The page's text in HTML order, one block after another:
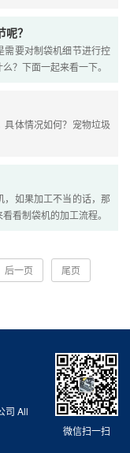
？
需要对制袋机细节进行控
？下面一起来看一下。
具体情况如何？宠物垃圾
，如果加工不当的话，那
看制袋机的加工流程。
后一页 尾页
微信扫一扫
司 All